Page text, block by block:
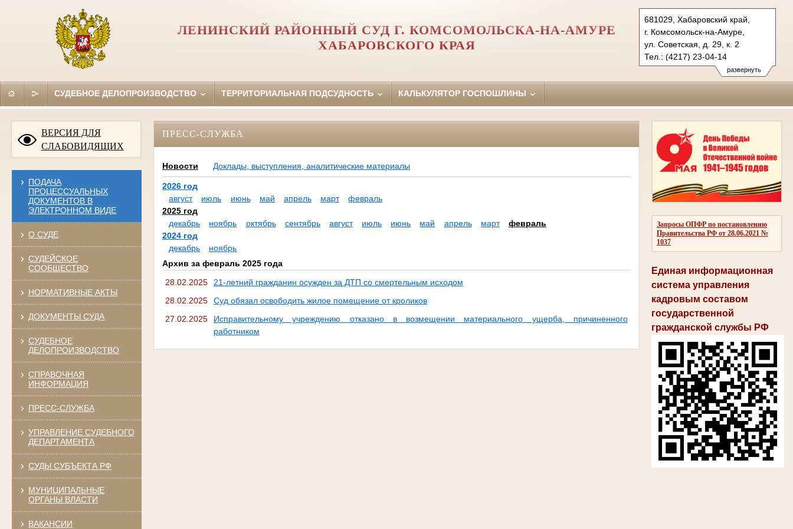
развернуть
681029, Хабаровский край,
г. Комсомольск-на-Амуре,
ул. Советская, д. 29, к. 2
Тел.: (4217) 23-04-14
leninsky.hbr@sudrf.ru
ЛЕНИНСКИЙ РАЙОННЫЙ СУД Г. КОМСОМОЛЬСКА-НА-АМУРЕ
ХАБАРОВСКОГО КРАЯ
СУДЕБНОЕ ДЕЛОПРОИЗВОДСТВО ТЕРРИТОРИАЛЬНАЯ ПОДСУДНОСТЬ КАЛЬКУЛЯТОР ГОСПОШЛИНЫ
ВЕРСИЯ ДЛЯ
СЛАБОВИДЯЩИХ
ПОДАЧА
ПРОЦЕССУАЛЬНЫХ
ДОКУМЕНТОВ В
ЭЛЕКТРОННОМ ВИДЕ
О СУДЕ
СУДЕЙСКОЕ
СООБЩЕСТВО
НОРМАТИВНЫЕ АКТЫ
ДОКУМЕНТЫ СУДА
СУДЕБНОЕ
ДЕЛОПРОИЗВОДСТВО
СПРАВОЧНАЯ
ИНФОРМАЦИЯ
ПРЕСС-СЛУЖБА
УПРАВЛЕНИЕ СУДЕБНОГО
ДЕПАРТАМЕНТА
СУДЫ СУБЪЕКТА РФ
МУНИЦИПАЛЬНЫЕ
ОРГАНЫ ВЛАСТИ
ВАКАНСИИ
Запросы ОПФР по постановлению
Правительства РФ от 28.06.2021 №
1037
Единая информационная
система управления
кадровым составом
государственной
гражданской службы РФ
ПРЕСС-СЛУЖБА
Новости Доклады, выступления, аналитические материалы
2026 год
август
июль июнь май апрель март
февраль
2025 год
декабрь
ноябрь октябрь сентябрь август июль июнь май апрель март
февраль
2024 год
декабрь
ноябрь
Архив за февраль 2025 года
28.02.2025
21-летний гражданин осужден за ДТП со смертельным исходом
28.02.2025
Суд обязал освободить жилое помещение от кроликов
27.02.2025
Исправительному учреждению отказано в возмещении материального ущерба, причиненного
работником